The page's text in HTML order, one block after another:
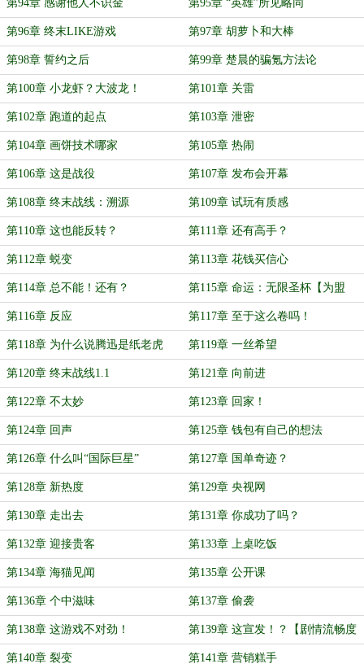
第94章 感谢他人不识金 第95章 “英雄”所见略同
第96章 终末LIKE游戏 第97章 胡萝卜和大棒
第98章 誓约之后 第99章 楚晨的骗氪方法论
第100章 小龙虾？大波龙！ 第101章 关雷
第102章 跑道的起点 第103章 泄密
第104章 画饼技术哪家 第105章 热闹
第106章 这是战役 第107章 发布会开幕
第108章 终末战线：溯源 第109章 试玩有质感
第110章 这也能反转？ 第111章 还有高手？
第112章 蜕变 第113章 花钱买信心
第114章 总不能！还有？ 第115章 命运：无限圣杯【为盟
主：洒家是个起名废，加更！】
第116章 反应 第117章 至于这么卷吗！
第118章 为什么说腾迅是纸老虎 第119章 一丝希望
第120章 终末战线1.1 第121章 向前进
第122章 不太妙 第123章 回家！
第124章 回声 第125章 钱包有自己的想法
第126章 什么叫“国际巨星” 第127章 国单奇迹？
第128章 新热度 第129章 央视网
第130章 走出去 第131章 你成功了吗？
第132章 迎接贵客 第133章 上桌吃饭
第134章 海猫见闻 第135章 公开课
第136章 个中滋味 第137章 偷袭
第138章 这游戏不对劲！ 第139章 这宣发！？【剧情流畅度
加更】
第140章 裂变 第141章 营销糕手